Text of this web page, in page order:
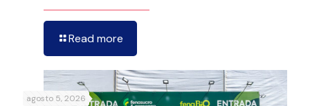
Read more
agosto 5, 2026